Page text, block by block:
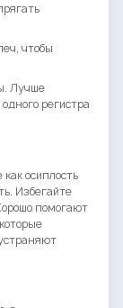
чтобы
Лучше
регистра
осиплость
Избегайте
помогают